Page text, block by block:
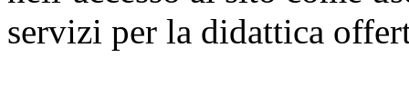
servizi per la didattica